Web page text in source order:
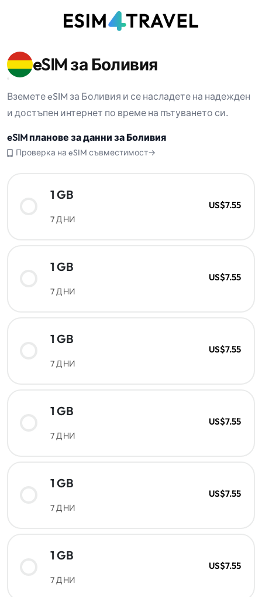
eSIM за Боливия
Вземете eSIM за Боливия и се насладете на надежден
и достъпен интернет по време на пътуването си.
eSIM планове за данни за Боливия
Проверка на eSIM съвместимост→
1 GB
7 ДНИ
US$7.55
1 GB
7 ДНИ
US$7.55
1 GB
7 ДНИ
US$7.55
1 GB
7 ДНИ
US$7.55
1 GB
7 ДНИ
US$7.55
1 GB
7 ДНИ
US$7.55